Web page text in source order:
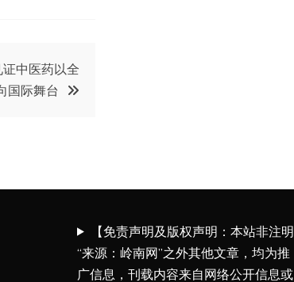
中医药以全
国际舞台
【免责声明及版权声明：本站非注明
“来源：岭南网”之外其他文章，均为推
广信息，刊载内容来自网络公开信息或